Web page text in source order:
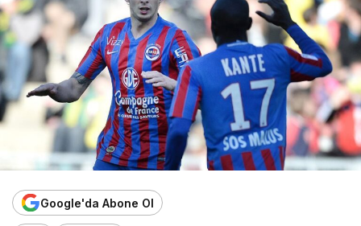
Google'da Abone Ol